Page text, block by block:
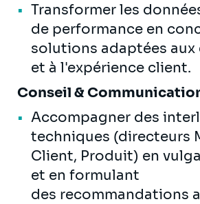
Transformer les
de performance en
solutions adaptées aux
et à l'expérience client.
Conseil &
Accompagner des
techniques (directeurs
Client, Produit) en
et en formulant
des recommandations